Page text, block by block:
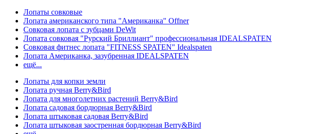
Лопаты совковые
Лопата американского типа "Американка" Offner
Совковая лопата с зубцами DeWit
Лопата совковая "Рурский Бриллиант" профессиональная IDEALSPATEN
Совковая фитнес лопата "FITNESS SPATEN" Idealspaten
Лопата Американка, зазубренная IDEALSPATEN
ещё...
Лопаты для копки земли
Лопата ручная Berry&Bird
Лопата для многолетних растений Berry&Bird
Лопата садовая бордюрная Berry&Bird
Лопата штыковая садовая Berry&Bird
Лопата штыковая заостренная бордюрная Berry&Bird